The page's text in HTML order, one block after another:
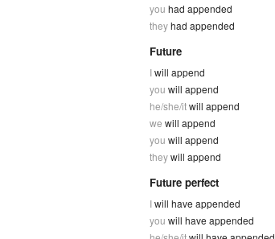
you had appended
theyhad appended
Future
Iwill append
you will append
he/she/itwill append
we will append
you will append
theywill append
Future perfect
Iwill have appended
you will have appended